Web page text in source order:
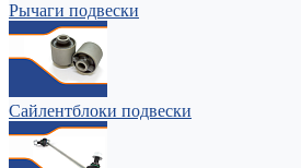
Рычаги подвески
Сайлентблоки подвески